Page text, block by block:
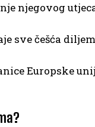
njegovog
sve češća
Europske